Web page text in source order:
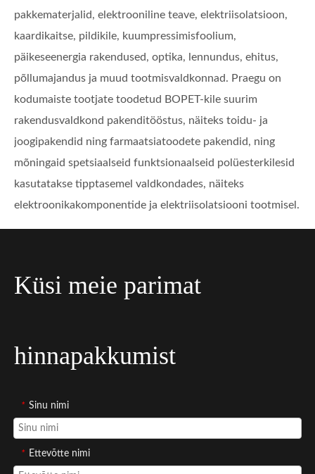
pakkematerjalid, elektrooniline teave, elektriisolatsioon,
kaardikaitse, pildikile, kuumpressimisfoolium,
päikeseenergia rakendused, optika, lennundus, ehitus,
põllumajandus ja muud tootmisvaldkonnad. Praegu on
kodumaiste tootjate toodetud BOPET-kile suurim
rakendusvaldkond pakenditööstus, näiteks toidu- ja
joogipakendid ning farmaatsiatoodete pakendid, ning
mõningaid spetsiaalseid funktsionaalseid polüesterkilesid
kasutatakse tipptasemel valdkondades, näiteks
elektroonikakomponentide ja elektriisolatsiooni tootmisel.
Küsi meie parimat
hinnapakkumist
* Sinu nimi
* Ettevõtte nimi